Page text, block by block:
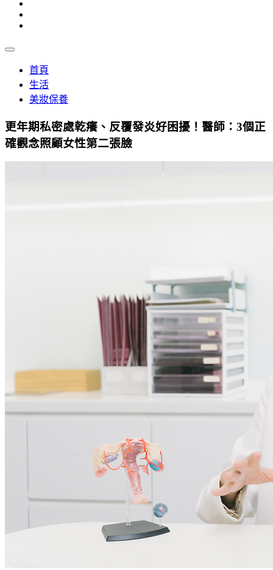
首頁
生活
美妝保養
更年期私密處乾癢、反覆發炎好困擾！醫師：3個正
確觀念照顧女性第二張臉